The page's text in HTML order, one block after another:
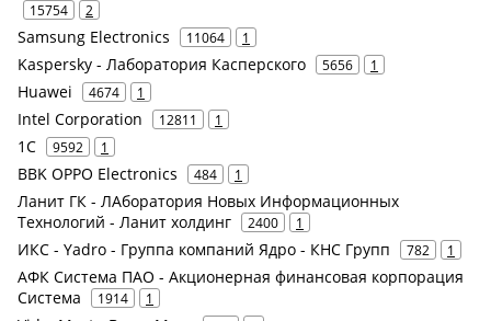
15754 2
Samsung Electronics 11064 1
Kaspersky - Лаборатория Касперского 5656 1
Huawei 4674 1
Intel Corporation 12811 1
1С 9592 1
BBK OPPO Electronics 484 1
Ланит ГК - ЛАборатория Новых Информационных
Технологий - Ланит холдинг
2400 1
ИКС - Yadro - Группа компаний Ядро - КНС Групп 782 1
АФК Система ПАО - Акционерная финансовая корпорация
Система
1914 1